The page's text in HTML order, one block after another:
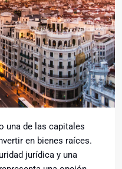
una de las capitales
en bienes raíces.
jurídica y una